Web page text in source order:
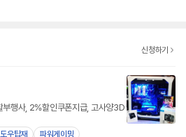
신청하기
부행사, 2%할인쿠폰지급, 고사양3D
우탑재 파워게이밍